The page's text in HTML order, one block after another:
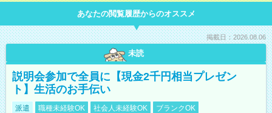
あなたの閲覧履歴からのオススメ
掲載日：2026.08.06
未読
説明会参加で全員に【現金2千円相当プレゼン
ト】生活のお手伝い
派遣 職種未経験OK 社会人未経験OK
ブランクOK